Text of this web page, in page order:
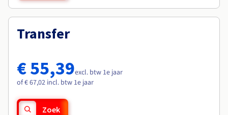
Transfer
€ 55,39excl. btw 1e jaar
of € 67,02 incl. btw 1e jaar
Zoek